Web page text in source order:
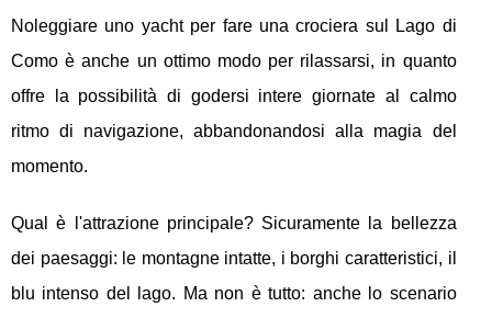
Noleggiare uno yacht per fare una crociera sul Lago di
Como è anche un ottimo modo per rilassarsi, in quanto
offre la possibilità di godersi intere giornate al calmo
ritmo di navigazione, abbandonandosi alla magia del
momento.
Qual è l'attrazione principale? Sicuramente la bellezza
dei paesaggi: le montagne intatte, i borghi caratteristici, il
blu intenso del lago. Ma non è tutto: anche lo scenario